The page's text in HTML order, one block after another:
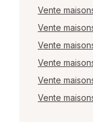
Vente
Vente
Vente
Vente
Vente
Vente